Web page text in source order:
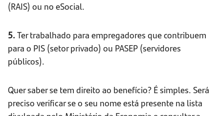
(RAIS) ou no eSocial.
5. Ter trabalhado para empregadores que contribuem
para o PIS (setor privado) ou PASEP (servidores
públicos).
Quer saber se tem direito ao benefício? É simples. Será
preciso verificar se o seu nome está presente na lista